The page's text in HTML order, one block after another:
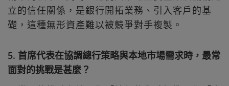
立的信任關係，是銀行開拓業務、引入客戶的基
礎，這種無形資產難以被競爭對手複製。
5. 首席代表在協調總行策略與本地市場需求時，最常
面對的挑戰是甚麼？